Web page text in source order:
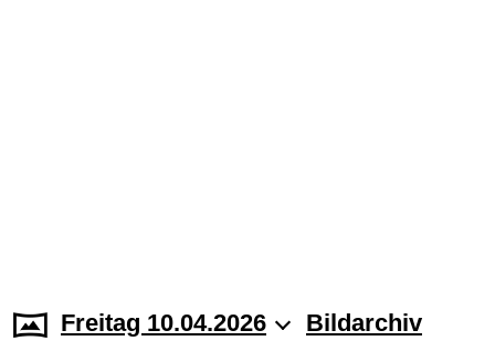
Freitag 10.04.2026 Bildarchiv